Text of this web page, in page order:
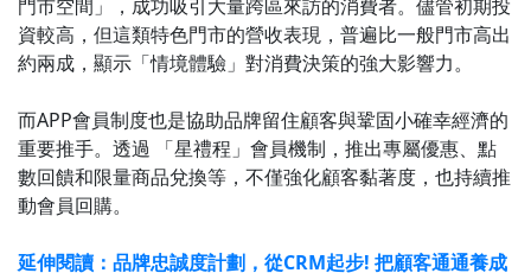
門市空間」，成功吸引大量跨區來訪的消費者。儘管初期投
資較高，但這類特色門市的營收表現，普遍比一般門市高出
約兩成，顯示「情境體驗」對消費決策的強大影響力。
而APP會員制度也是協助品牌留住顧客與鞏固小確幸經濟的
重要推手。透過 「星禮程」會員機制，推出專屬優惠、點
數回饋和限量商品兌換等，不僅強化顧客黏著度，也持續推
動會員回購。
延伸閱讀：品牌忠誠度計劃，從CRM起步! 把顧客通通養成